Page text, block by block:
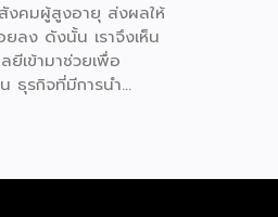
งคมผู้สูงอายุ ส่งผลให้
ลง ดังนั้น เราจึงเห็น
ยีเข้ามาช่วยเพื่อ
ธุรกิจที่มีการนำ
ทำการ